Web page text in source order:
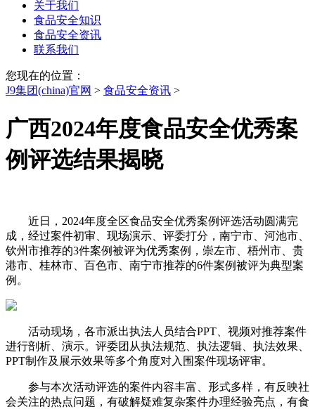
关于我们
食品安全知识
食品安全资讯
联系我们
您现在的位置：
J9集团(china)官网 > 食品安全资讯 >
广西2024年度食品安全优秀案
例评选结果揭晓
近日，2024年度全区食品安全优秀案例评选活动圆满完
成，经过案件初审、现场演示、评委打分，南宁市、河池市、
钦州市推荐的3件案例被评为优秀案例，崇左市、梧州市、贵
港市、桂林市、百色市、南宁市推荐的6件案例被评为典型案
例。
活动现场，各市派出执法人员结合PPT、视频对推荐案件
进行剖析、演示。评委团从执法规范、执法逻辑、执法效果、
PPT制作及展示效果等多个角度对入围案件现场评审。
参与本次活动评选的案件内容丰富、形式多样，有反映社
会关注的热点问题，有破解疑难复杂案件办理经验亮点，有食